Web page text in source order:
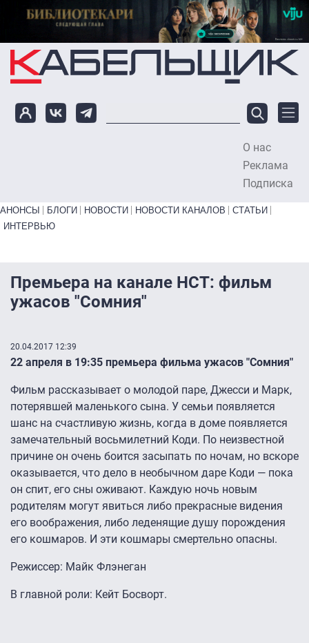
Перейти к основному содержанию
О нас
Реклама
Подписка
Primary links bottom
АНОНСЫ БЛОГИ НОВОСТИ НОВОСТИ КАНАЛОВ
СТАТЬИ
ИНТЕРВЬЮ
Премьера на канале НСТ: фильм
ужасов "Сомния"
20.04.2017 12:39
22 апреля в 19:35 премьера фильма ужасов "Сомния"
Фильм рассказывает о молодой паре, Джесси и Марк,
потерявшей маленького сына. У семьи появляется
шанс на счастливую жизнь, когда в доме появляется
замечательный восьмилетний Коди. По неизвестной
причине он очень боится засыпать по ночам, но вскоре
оказывается, что дело в необычном даре Коди — пока
он спит, его сны оживают. Каждую ночь новым
родителям могут явиться либо прекрасные видения
его воображения, либо леденящие душу порождения
его кошмаров. И эти кошмары смертельно опасны.
Режиссер: Майк Флэнеган
В главной роли: Кейт Босворт.